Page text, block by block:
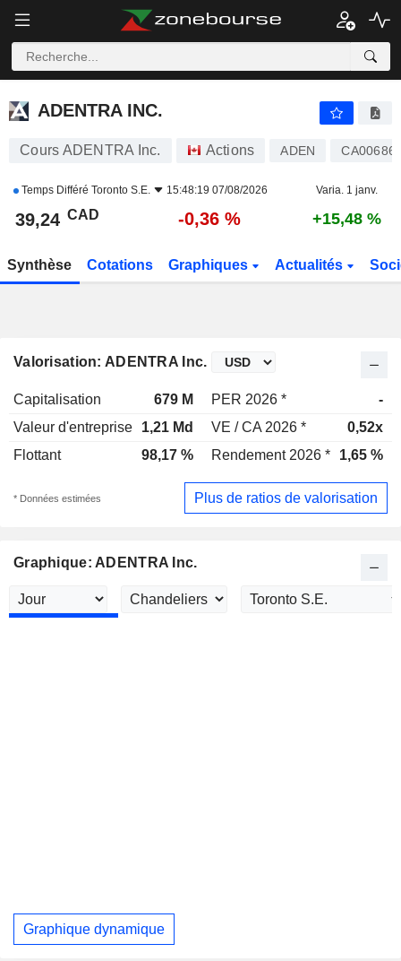
ADENTRA INC.
ADENTRA INC.
Cours ADENTRA Inc. Actions ADEN
Temps Différé Toronto S.E. 15:48:19 07/08/2026 Varia. 1 janv.
39,24 CAD -0,36 % +15,48 %
Synthèse Cotations Graphiques Actualités
Valorisation: ADENTRA Inc.
Capitalisation 679 M PER 2026 *
-
Valeur d'entreprise
1,21 Md VE / CA 2026 *
0,52x
Flottant
98,17 % Rendement 2026 * 1,65 %
* Données estimées Plus de ratios de valorisation
Graphique: ADENTRA Inc.
Graphique dynamique